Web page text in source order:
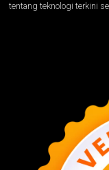
tentang teknologi terkini